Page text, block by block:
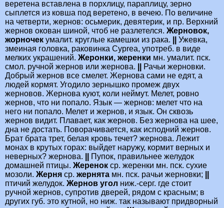
веретена вставлена в порхлицу, параплицу, зерно
сыплется из ковша под веретено, в вечею. По величине
на четверти, жернов: осьмерик, девятерик, и пр. Верхний
жернов окован шиной, чтоб не разлетелся. Жерновок,
жорночек умалит. круглые камешки из рака.
Ужевка,
змеиная головка, раковинка Cyprea, употреб. в виде
мелких украшений. Жеронки, жеренки мн. умалит. пск.
смол. ручной жернов или жернова.
Рачьи жерновки.
Добрый жернов все смелет. Жернова сами не едят, а
людей кормят. Угодило зернышко промеж двух
жерновов. Жернова куют, коли неймут. Мелет, ровно
жернов, что ни попало. Язык — жернов: мелет что на
него ни попало. Мелет и жернов, и язык. Он сквозь
жернов видит. Плавает, как жернов. Без жернова на шее,
дна не достать. Поворачивается, как исподний жернов.
Брат брата трет, белая кровь течет? жернова. Лежит
монах в крутых горах: выйдет наружу, кормит верных и
неверных? жернова.
Пупок, правильнее желудок
домашней птицы. Жеренок ср. жеренки мн. пск. сухие
мозоли. Жерня ср. жернята мн. пск. рачьи жерновки;
птичий желудок. Жернов угол ниж.-серг. где стоит
ручной жернов, супротив дверей, рядом с красным; в
других губ. это кутной, но ниж. так называют придворный